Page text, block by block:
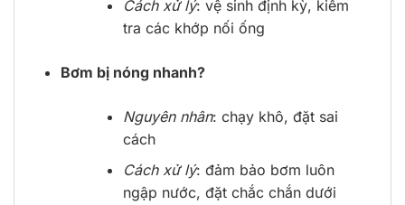
Cách xử lý: vệ sinh định kỳ, kiểm
tra các khớp nối ống
Bơm bị nóng nhanh?
Nguyên nhân: chạy khô, đặt sai
cách
Cách xử lý: đảm bảo bơm luôn
ngập nước, đặt chắc chắn dưới